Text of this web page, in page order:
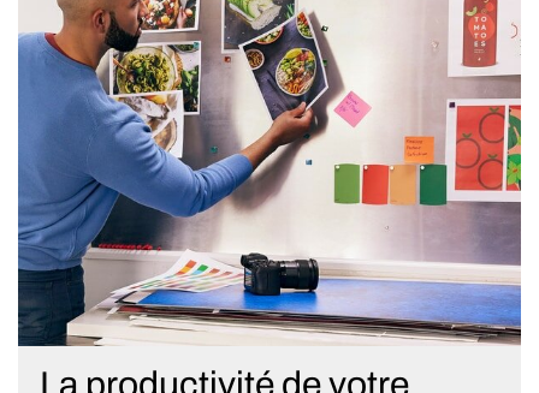
La productivité de votre